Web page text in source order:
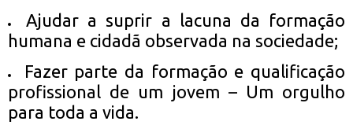
Ajudar a suprir a lacuna da formação
humana e cidadã observada na sociedade;
Fazer parte da formação e qualificação
profissional de um jovem – Um orgulho
para toda a vida.